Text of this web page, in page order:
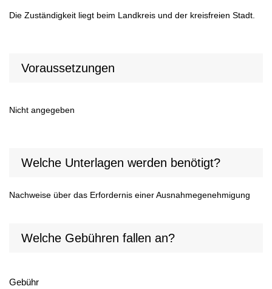
Die Zuständigkeit liegt beim Landkreis und der kreisfreien Stadt.
Voraussetzungen
Nicht angegeben
Welche Unterlagen werden benötigt?
Nachweise über das Erfordernis einer Ausnahmegenehmigung
Welche Gebühren fallen an?
Gebühr